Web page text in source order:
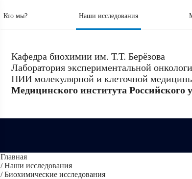
Кто мы? Наши исследования
Кафедра биохимии им. Т.Т. Берёзова
Лаборатория экспериментальной
НИИ молекулярной и клеточной
Медицинского института Российского
Главная
/Наши исследования
/Биохимические исследования